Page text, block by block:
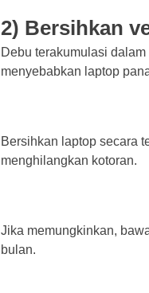
2) Bersihkan
Debu terakumulasi
menyebabkan laptop
Bersihkan laptop secara
menghilangkan kotoran.
Jika memungkinkan,
bulan.